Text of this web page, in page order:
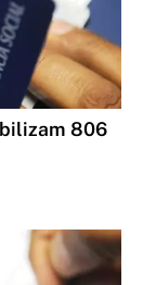
806